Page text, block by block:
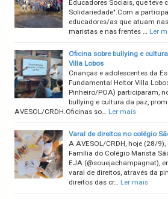
Educadores Sociais, que teve
Solidariedade".Com a
educadores/as que atuam
maristas e nas frentes …
Ler
Oficina sobre bullying e
Villa Lobos
Crianças e adolescentes da
Fundamental Heitor Villa
Pinheiro/POA) participaram,
bullying e cultura da paz,
AVESOL/CRDH.Oficinas so…
Ler mais
Varal de direitos no colégio
A AVESOL/CRDH, hoje (28/
Família do Colégio Marista
EJA (@souejachampagnat),
varal de direitos, através da
direitos das cr…
Ler mais